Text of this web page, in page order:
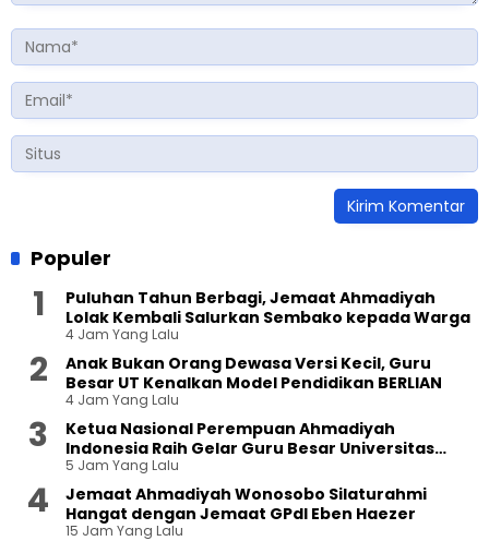
Populer
Puluhan Tahun Berbagi, Jemaat Ahmadiyah
Lolak Kembali Salurkan Sembako kepada Warga
4 Jam Yang Lalu
Anak Bukan Orang Dewasa Versi Kecil, Guru
Besar UT Kenalkan Model Pendidikan BERLIAN
4 Jam Yang Lalu
Ketua Nasional Perempuan Ahmadiyah
Indonesia Raih Gelar Guru Besar Universitas
Terbuka
5 Jam Yang Lalu
Jemaat Ahmadiyah Wonosobo Silaturahmi
Hangat dengan Jemaat GPdI Eben Haezer
15 Jam Yang Lalu